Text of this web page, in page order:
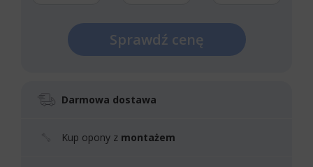
Sprawdź cenę
Darmowa dostawa
Kup opony z montażem